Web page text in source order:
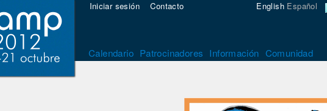
English Español
Iniciar sesión Contacto
Calendario Patrocinadores Información Comunidad